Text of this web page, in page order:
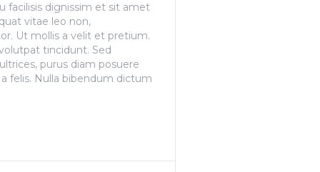
facilisis dignissim et sit amet
vitae leo non,
Ut mollis a velit et pretium.
tincidunt. Sed
purus diam posuere
felis. Nulla bibendum dictum